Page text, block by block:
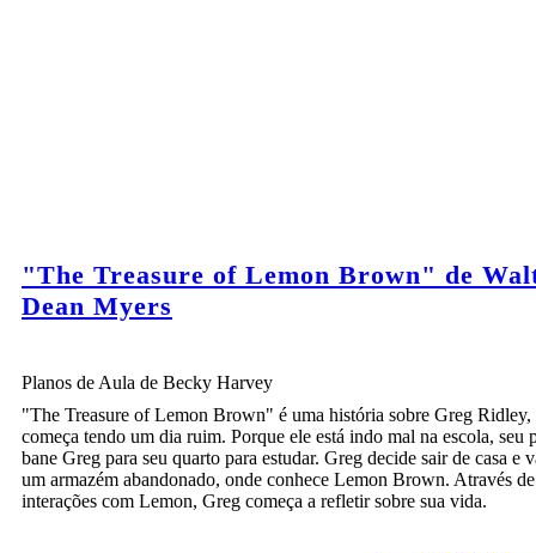
"The Treasure of Lemon Brown" de
Dean Myers
Planos de Aula de Becky Harvey
"The Treasure of Lemon Brown" é uma história sobre Greg Ridley,
começa tendo um dia ruim. Porque ele está indo mal na escola, seu
bane Greg para seu quarto para estudar. Greg decide sair de casa e
um armazém abandonado, onde conhece Lemon Brown. Através de
interações com Lemon, Greg começa a refletir sobre sua vida.